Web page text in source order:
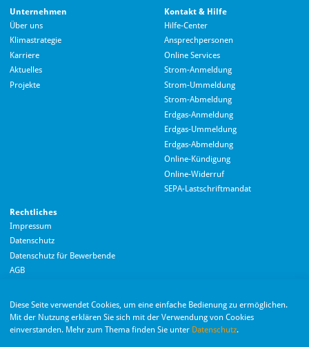
Unternehmen
Über uns
Klimastrategie
Karriere
Aktuelles
Projekte
Kontakt & Hilfe
Hilfe-Center
Ansprechpersonen
Online Services
Strom-Anmeldung
Strom-Ummeldung
Strom-Abmeldung
Erdgas-Anmeldung
Erdgas-Ummeldung
Erdgas-Abmeldung
Online-Kündigung
Online-Widerruf
SEPA-Lastschriftmandat
Rechtliches
Impressum
Datenschutz
Datenschutz für Bewerbende
AGB
Diese Seite verwendet Cookies, um eine einfache Bedienung zu ermöglichen.
Mit der Nutzung erklären Sie sich mit der Verwendung von Cookies
einverstanden. Mehr zum Thema finden Sie unter Datenschutz.
Wir nutzen Langdock zur Bereitstellung eines KI-Chatbots. Mit dem Laden des
Chatbots erklären Sie sich mit der
Datenschutzerklärung von Langdock